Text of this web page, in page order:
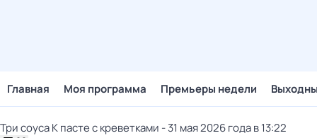
Главная Моя программа Премьеры недели
Три соуса К пасте с креветками - 31 мая 2026 года в 13:22